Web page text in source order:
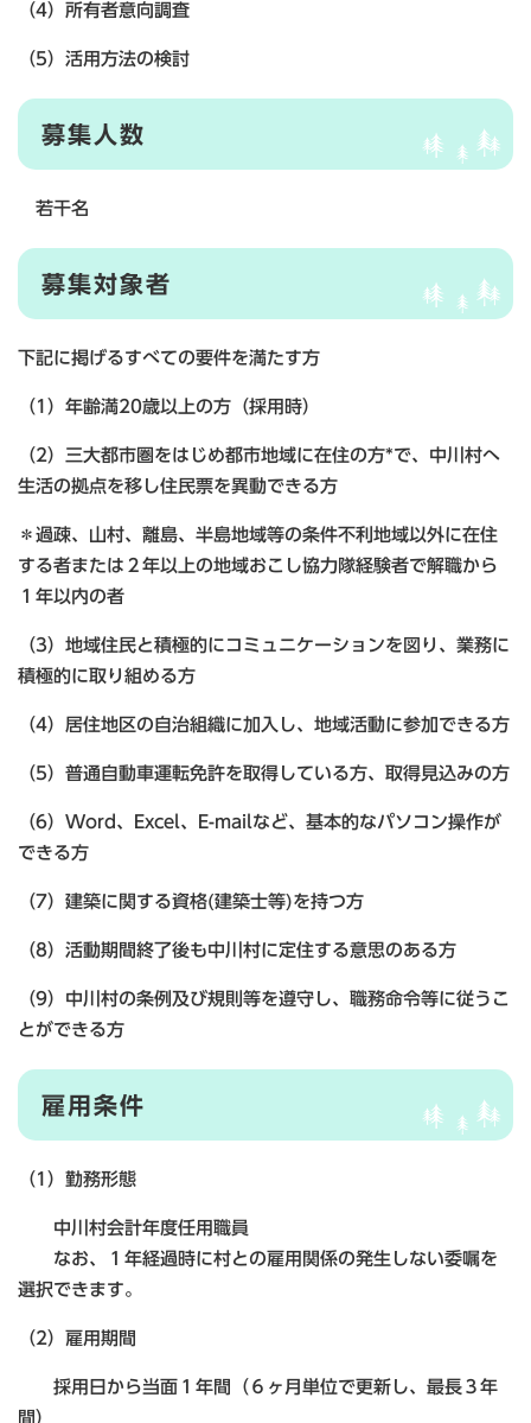
（4）所有者意向調査
（5）活用方法の検討
募集人数
若干名
募集対象者
下記に掲げるすべての要件を満たす方
（1）年齢満20歳以上の方（採用時）
（2）三大都市圏をはじめ都市地域に在住の方*で、中川村へ
生活の拠点を移し住民票を異動できる方
＊過疎、山村、離島、半島地域等の条件不利地域以外に在住
する者または２年以上の地域おこし協力隊経験者で解職から
１年以内の者
（3）地域住民と積極的にコミュニケーションを図り、業務に
積極的に取り組める方
（4）居住地区の自治組織に加入し、地域活動に参加できる方
（5）普通自動車運転免許を取得している方、取得見込みの方
（6）Word、Excel、E-mailなど、基本的なパソコン操作が
できる方
（7）建築に関する資格(建築士等)を持つ方
（8）活動期間終了後も中川村に定住する意思のある方
（9）中川村の条例及び規則等を遵守し、職務命令等に従うこ
とができる方
雇用条件
（1）勤務形態
中川村会計年度任用職員
なお、１年経過時に村との雇用関係の発生しない委嘱を
選択できます。
（2）雇用期間
採用日から当面１年間（６ヶ月単位で更新し、最長３年
間）